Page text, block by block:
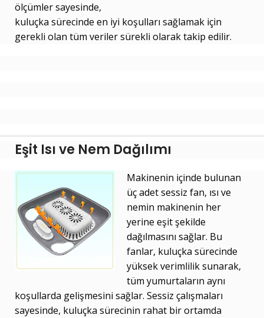
ölçümler sayesinde,
kuluçka sürecinde en iyi koşulları sağlamak için
gerekli olan tüm veriler sürekli olarak takip edilir.
Eşit Isı ve Nem Dağılımı
Makinenin içinde bulunan
üç adet sessiz fan, ısı ve
nemin makinenin her
yerine eşit şekilde
dağılmasını sağlar. Bu
fanlar, kuluçka sürecinde
yüksek verimlilik sunarak,
tüm yumurtaların aynı
koşullarda gelişmesini sağlar. Sessiz çalışmaları
sayesinde, kuluçka sürecinin rahat bir ortamda